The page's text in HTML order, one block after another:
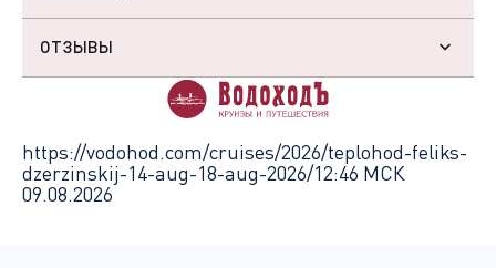
ОТЗЫВЫ
https://vodohod.com/cruises/2026/teplohod-feliks-
dzerzinskij-14-aug-18-aug-2026/12:46 МСК
09.08.2026